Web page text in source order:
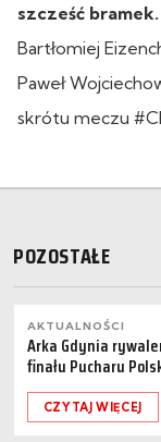
szcześć bramek.
Bartłomiej
Paweł
skrótu meczu
POZOSTAŁE
AKTUALNOŚCI
Arka Gdynia
finału Pucharu
CZYTAJ WIĘCEJ